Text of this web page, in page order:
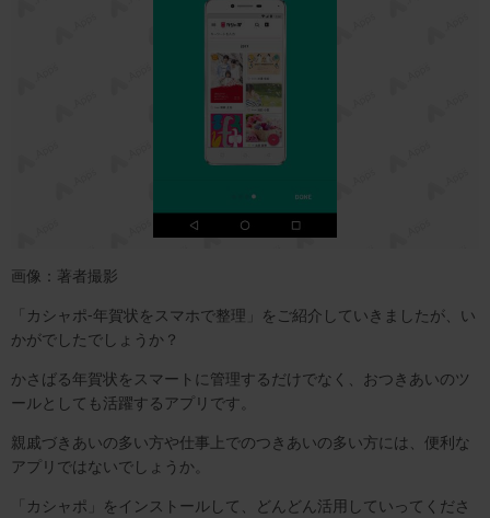
画像：著者撮影
「カシャポ-年賀状をスマホで整理」をご紹介していきましたが、い
かがでしたでしょうか？
かさばる年賀状をスマートに管理するだけでなく、おつきあいのツ
ールとしても活躍するアプリです。
親戚づきあいの多い方や仕事上でのつきあいの多い方には、便利な
アプリではないでしょうか。
「カシャポ」をインストールして、どんどん活用していってくださ